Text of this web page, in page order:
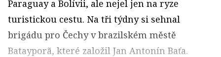
Paraguay a Bolívii, ale nejel jen na ryze
turistickou cestu. Na tři týdny si sehnal
brigádu pro Čechy v brazilském městě
Batayporã, které založil Jan Antonín Baťa.